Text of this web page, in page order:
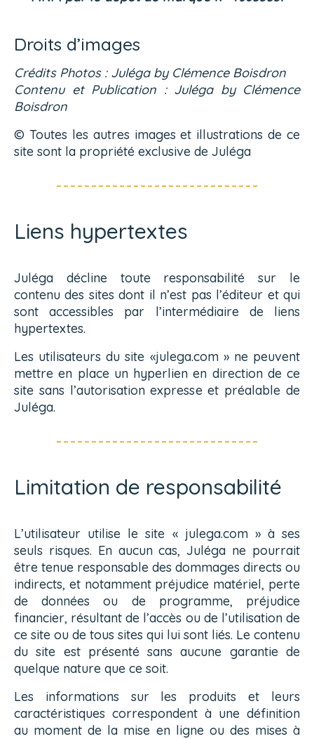
Droits d’images
Crédits Photos : Juléga by Clémence Boisdron
Contenu et Publication : Juléga by Clémence
Boisdron
© Toutes les autres images et illustrations de ce
site sont la propriété exclusive de Juléga
Liens hypertextes
Juléga décline toute responsabilité sur le
contenu des sites dont il n’est pas l’éditeur et qui
sont accessibles par l’intermédiaire de liens
hypertextes.
Les utilisateurs du site «julega.com » ne peuvent
mettre en place un hyperlien en direction de ce
site sans l’autorisation expresse et préalable de
Juléga.
Limitation de responsabilité
L’utilisateur utilise le site « julega.com » à ses
seuls risques. En aucun cas, Juléga ne pourrait
être tenue responsable des dommages directs ou
indirects, et notamment préjudice matériel, perte
de données ou de programme, préjudice
financier, résultant de l’accès ou de l’utilisation de
ce site ou de tous sites qui lui sont liés. Le contenu
du site est présenté sans aucune garantie de
quelque nature que ce soit.
Les informations sur les produits et leurs
caractéristiques correspondent à une définition
au moment de la mise en ligne ou des mises à